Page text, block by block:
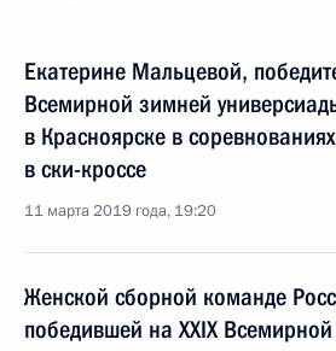
Екатерине Мальцевой,
Всемирной зимней
в Красноярске в
в ски-кроссе
11 марта 2019 года, 19:20
Женской сборной команде
победившей на XXIX